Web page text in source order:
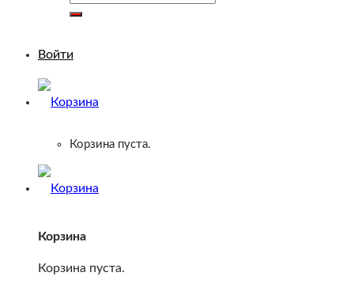
Войти
Корзина пуста.
Корзина
Корзина пуста.